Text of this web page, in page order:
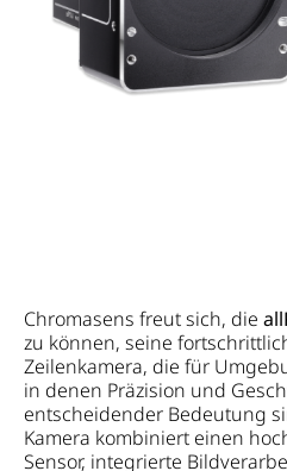
Chromasens freut sich, die
zu können, seine
Zeilenkamera, die für
in denen Präzision und
entscheidender Bedeutung
Kamera kombiniert einen
Sensor, integrierte